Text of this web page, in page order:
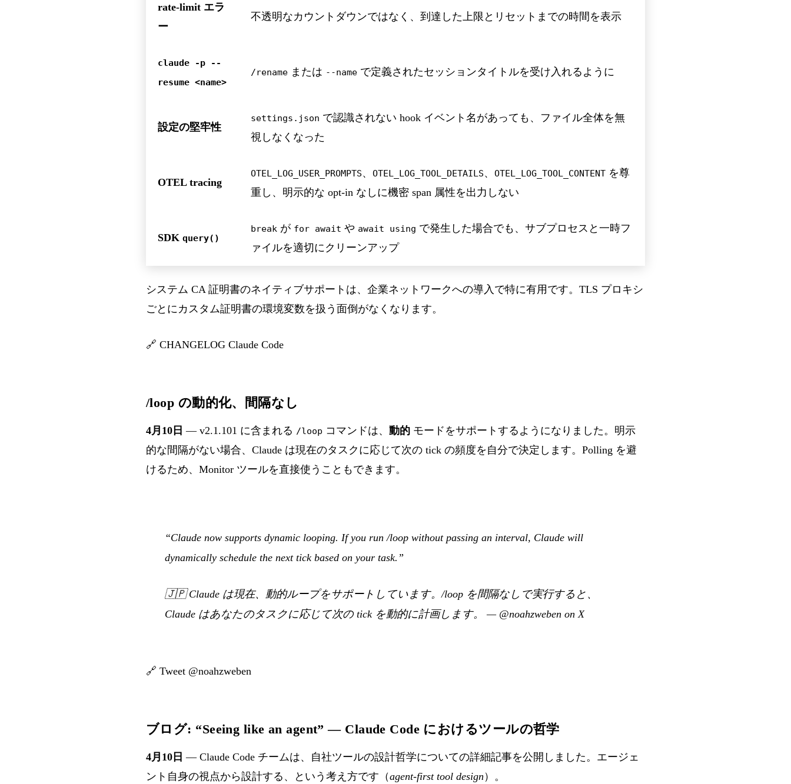
rate-limit エラ
ー
不透明なカウントダウンではなく、到達した上限とリセットまでの時間を表示
claude -p --
resume <name>
/rename または --name で定義されたセッションタイトルを受け入れるように
設定の堅牢性
settings.json で認識されない hook イベント名があっても、ファイル全体を無
視しなくなった
OTEL tracing
OTEL_LOG_USER_PROMPTS、 OTEL_LOG_TOOL_DETAILS、 OTEL_LOG_TOOL_CONTENT を尊
重し、明示的な opt-in なしに機密 span 属性を出力しない
SDK query()
break が for await や await using で発生した場合でも、サブプロセスと一時フ
ァイルを適切にクリーンアップ
システム CA 証明書のネイティブサポートは、企業ネットワークへの導入で特に有用です。TLS プロキシ
ごとにカスタム証明書の環境変数を扱う面倒がなくなります。
🔗 CHANGELOG Claude Code
/loop の動的化、間隔なし
4月10日 — v2.1.101 に含まれる /loop コマンドは、 動的 モードをサポートするようになりました。明示
的な間隔がない場合、Claude は現在のタスクに応じて次の tick の頻度を自分で決定します。Polling を避
けるため、Monitor ツールを直接使うこともできます。
“Claude now supports dynamic looping. If you run /loop without passing an interval, Claude will
dynamically schedule the next tick based on your task.”
🇯🇵Claude は現在、動的ループをサポートしています。/loop を間隔なしで実行すると、
Claude はあなたのタスクに応じて次の tick を動的に計画します。
— @noahzweben on X
🔗 Tweet @noahzweben
ブログ: “Seeing like an agent” — Claude Code におけるツールの哲学
4月10日 — Claude Code チームは、自社ツールの設計哲学についての詳細記事を公開しました。エージェ
ント自身の視点から設計する、という考え方です（agent-first tool design ）。